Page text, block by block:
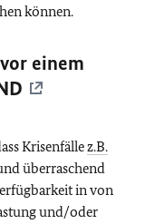
können.
einem
Krisenfällez.B.
überraschend
in von
und/oder